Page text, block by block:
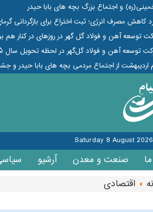
و اجتماع بزرگ بچه های بابا حیدر
کاهش مصرف انرژی؛ ثبت اختراع برای بازگردانی
توسعه آهن و فولاد گل گهر در روزهای در کنار هم
گل‌گهر در لحظه تحویل سال ۱۴۰۵ در جمع کارکنان پروژه فولاد سازی
اردیبهشت از اجتماع مردمی بچه های بابا حیدر و
Saturday 8 August 2026
صنعت و معدن آرشیو
اقتصادی